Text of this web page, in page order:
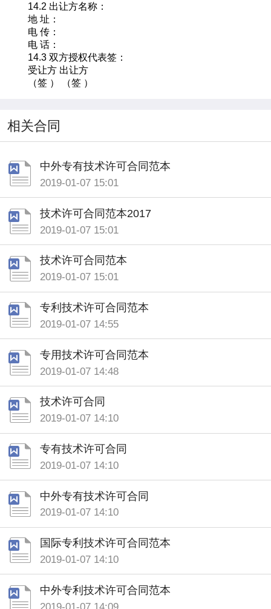
14.2 出让方名称：
地 址：
电 传：
电 话：
14.3 双方授权代表签：
受让方 出让方
（签 ） （签 ）
相关合同
中外专有技术许可合同范本
2019-01-07 15:01
技术许可合同范本2017
2019-01-07 15:01
技术许可合同范本
2019-01-07 15:01
专利技术许可合同范本
2019-01-07 14:55
专用技术许可合同范本
2019-01-07 14:48
技术许可合同
2019-01-07 14:10
专有技术许可合同
2019-01-07 14:10
中外专有技术许可合同
2019-01-07 14:10
国际专利技术许可合同范本
2019-01-07 14:10
中外专利技术许可合同范本